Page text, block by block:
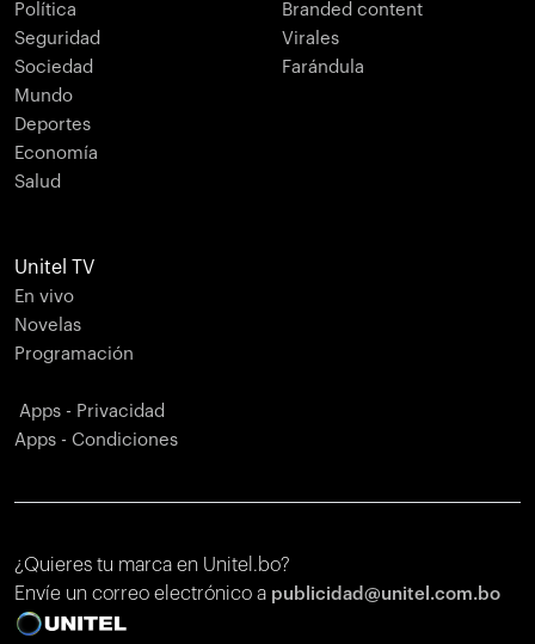
Política
Seguridad
Sociedad
Mundo
Deportes
Economía
Salud
Branded content
Virales
Farándula
Unitel TV
En vivo
Novelas
Programación
Apps - Privacidad
Apps - Condiciones
¿Quieres tu marca en Unitel.bo?
Envíe un correo electrónico a publicidad@unitel.com.bo